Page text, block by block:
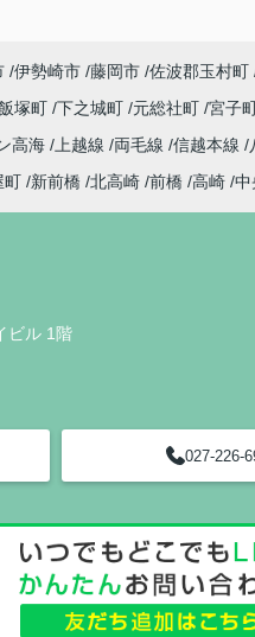
伊勢崎市 藤岡市 佐波郡玉村町
塚町 下之城町 元総社町 宮子
高海 上越線 両毛線 信越本線
町 新前橋 北高崎 前橋 高崎 中
ビル 1階
027-226-